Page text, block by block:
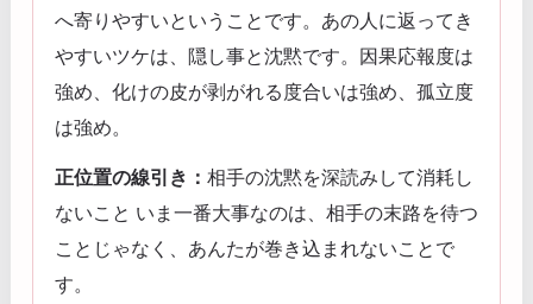
へ寄りやすいということです。あの人に返ってき
やすいツケは、隠し事と沈黙です。因果応報度は
強め、化けの皮が剥がれる度合いは強め、孤立度
は強め。
正位置の線引き： 相手の沈黙を深読みして消耗し
ないこと いま一番大事なのは、相手の末路を待つ
ことじゃなく、あんたが巻き込まれないことで
す。